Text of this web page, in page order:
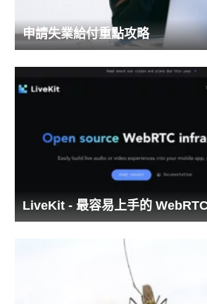
申請失業給付重點攻略
LiveKit - 最容易上手的